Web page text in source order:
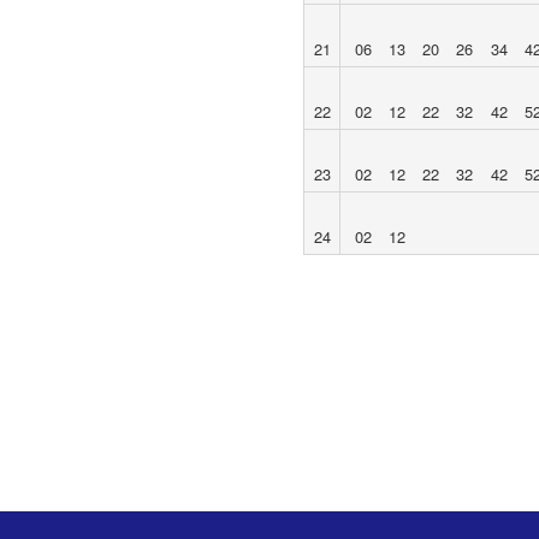
21 06 13 20 26 34
22 02 12 22 32 42
23 02 12 22 32 42
24 02 12